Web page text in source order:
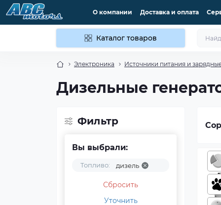
О компании Доставка и оплата
Каталог товаров
Электроника Источники питания и
Дизельные
Фильтр
Вы выбрали:
Топливо: дизель
Сбросить
Уточнить